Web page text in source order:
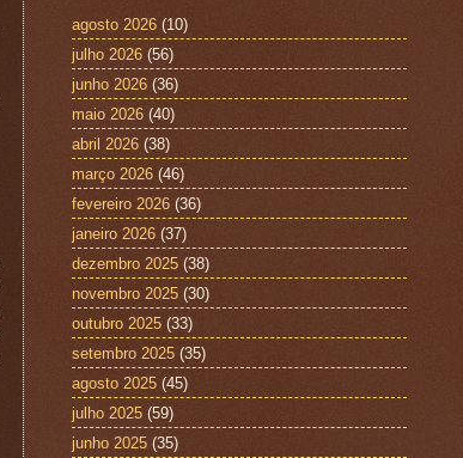
agosto 2026 (10)
julho 2026 (56)
junho 2026 (36)
maio 2026 (40)
abril 2026 (38)
março 2026 (46)
fevereiro 2026 (36)
janeiro 2026 (37)
dezembro 2025 (38)
novembro 2025 (30)
outubro 2025 (33)
setembro 2025 (35)
agosto 2025 (45)
julho 2025 (59)
junho 2025 (35)